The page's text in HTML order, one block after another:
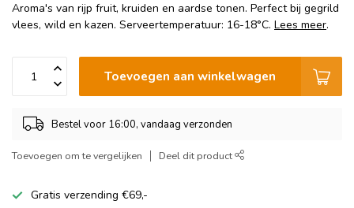
Aroma's van rijp fruit, kruiden en aardse tonen. Perfect bij gegrild
vlees, wild en kazen. Serveertemperatuur: 16-18°C. Lees meer.
Toevoegen aan winkelwagen
Bestel voor 16:00, vandaag verzonden
Toevoegen om te vergelijken Deel dit product
Gratis verzending €69,-